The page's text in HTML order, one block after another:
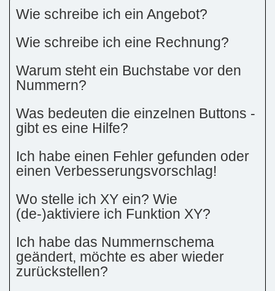
Wie schreibe ich ein Angebot?
Wie schreibe ich eine Rechnung?
Warum steht ein Buchstabe vor den
Nummern?
Was bedeuten die einzelnen Buttons -
gibt es eine Hilfe?
Ich habe einen Fehler gefunden oder
einen Verbesserungsvorschlag!
Wo stelle ich XY ein? Wie
(de-)aktiviere ich Funktion XY?
Ich habe das Nummernschema
geändert, möchte es aber wieder
zurückstellen?